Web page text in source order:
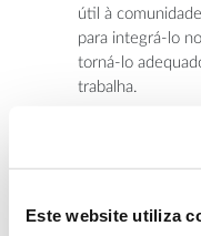
Este website utiliza
útil à
para integrá-lo
torná-lo
trabalha.
O
pode também
tema que